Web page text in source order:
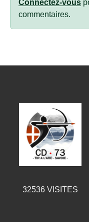
Connectez-vous
commentaires.
32536VISITES